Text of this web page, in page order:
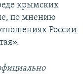
крымских
по мнению
России